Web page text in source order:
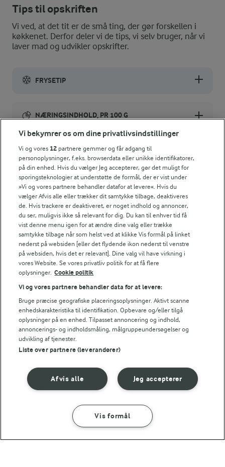
Tips til opskriften
Vi ved, at det tit er de små ting, der gør forskellen i
køkkenet. Derfor deler vi de tips, vi selv bruger, når vi
laver mad og udvikler opskrifter.
FRYSETIP
NÆRINGSINDHOLD, PR 100 G
410 kJ / 98 kcal
Energifordeling
ENERGI PR 100 G
Fiber:
2 g
Protein:
3,5 g
Fedt:
5,3 g
Kulhydrat:
9,1 g
Andre gode forslag
Sprøde
fiskefrikadeller
(5)
og tricks her
SÅDAN GØR DU INGREDIENSER
Vi bekymrer os om dine privatlivsindstillinger
Vi og vores 12 partnere gemmer og får adgang til
personoplysninger, f.eks. browserdata eller unikke identifikatorer,
på din enhed. Hvis du vælger Jeg accepterer, gør det muligt for
sporingsteknologier at understøtte de formål, der er vist under
»Vi og vores partnere behandler datafor at levere«. Hvis du
vælger Afvis alle eller trækker dit samtykke tilbage, deaktiveres
de. Hvis trackere er deaktiveret, er noget indhold og annoncer,
du ser, muligvis ikke så relevant for dig. Du kan til enhver tid få
vist denne menu igen for at ændre dine valg eller trække
samtykke tilbage når som helst ved at klikke Vis formål på linket
nederst på websiden [eller det flydende ikon nederst til venstre
på websiden, hvis det er relevant]. Dine valg vil have virkning i
vores Website. Se vores privatliv politik for at få flere
oplysninger. Cookie politik
Vi og vores partnere behandler data for at levere:
Bruge præcise geografiske placeringsoplysninger. Aktivt scanne
enhedskarakteristika til identifikation. Opbevare og/eller tilgå
oplysninger på en enhed. Tilpasset annoncering og indhold,
annoncerings- og indholdsmåling, målgruppeundersøgelser og
udvikling af tjenester.
Liste over partnere (leverandører)
Jeg accepterer
Afvis alle
Vis formål